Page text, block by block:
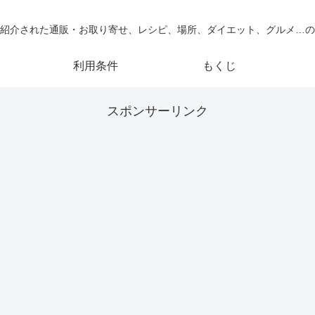
介された通販・お取り寄せ、レシピ、場所、ダイエット、グルメ…
利用条件 もくじ
スポンサーリンク